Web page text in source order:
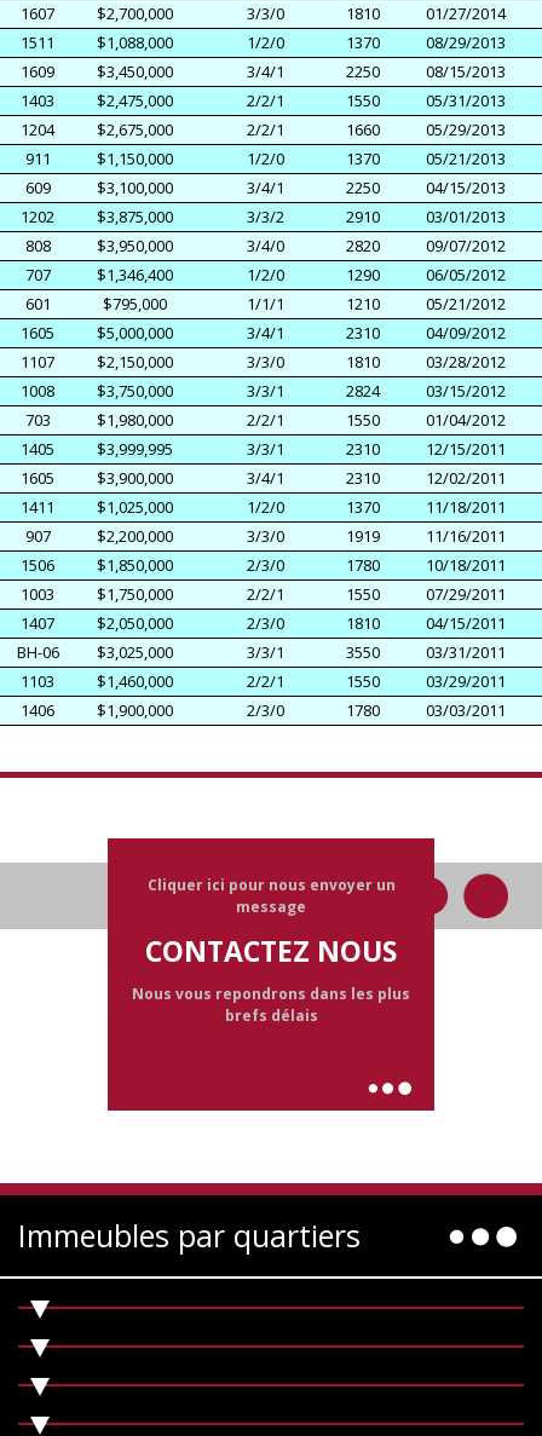
1607
$2,700,000 3/3/0 1810
01/27/2014
1511
$1,088,000 1/2/0 1370
08/29/2013
1609
$3,450,000 3/4/1 2250
08/15/2013
1403
$2,475,000 2/2/1 1550
05/31/2013
1204
$2,675,000 2/2/1 1660
05/29/2013
911
$1,150,000 1/2/0 1370
05/21/2013
609
$3,100,000 3/4/1 2250
04/15/2013
1202
$3,875,000 3/3/2 2910
03/01/2013
808
$3,950,000 3/4/0 2820
09/07/2012
707
$1,346,400 1/2/0 1290
06/05/2012
601
$795,000 1/1/1 1210
05/21/2012
1605
$5,000,000 3/4/1 2310
04/09/2012
1107
$2,150,000 3/3/0 1810
03/28/2012
1008
$3,750,000 3/3/1 2824
03/15/2012
703
$1,980,000 2/2/1 1550
01/04/2012
1405
$3,999,995 3/3/1 2310
12/15/2011
1605
$3,900,000 3/4/1 2310
12/02/2011
1411
$1,025,000 1/2/0 1370
11/18/2011
907
$2,200,000 3/3/0 1919
11/16/2011
1506
$1,850,000 2/3/0 1780
10/18/2011
1003
$1,750,000 2/2/1 1550
07/29/2011
1407
$2,050,000 2/3/0 1810
04/15/2011
BH-06
$3,025,000 3/3/1 3550
03/31/2011
1103
$1,460,000 2/2/1 1550
03/29/2011
1406
$1,900,000 2/3/0 1780 03/03/2011
Cliquer ici pour nous envoyer un
message
CONTACTEZ NOUS
Nous vous repondrons dans les plus
brefs délais
Immeubles par quartiers